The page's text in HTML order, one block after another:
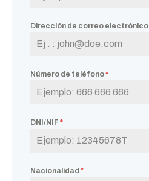
Dirección de correo electrónico
Número de teléfono*
DNI/NIF *
Nacionalidad *